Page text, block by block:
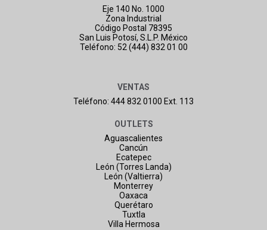
Eje 140 No. 1000
Zona Industrial
Código Postal 78395
San Luis Potosí, S.L.P. México
Teléfono: 52 (444) 832 01 00
VENTAS
Teléfono: 444 832 0100 Ext. 113
OUTLETS
Aguascalientes
Cancún
Ecatepec
León (Torres Landa)
León (Valtierra)
Monterrey
Oaxaca
Querétaro
Tuxtla
Villa Hermosa